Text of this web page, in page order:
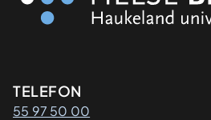
Kontaktinformasjon
TELEFON
55 97 50 00